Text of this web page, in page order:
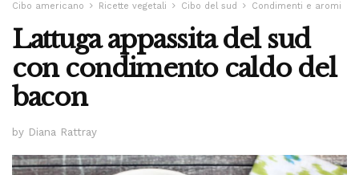
Cibo americano Ricette vegetali Cibo del sud Condimenti e aromi
Lattuga appassita del sud
con condimento caldo del
bacon
by Diana Rattray